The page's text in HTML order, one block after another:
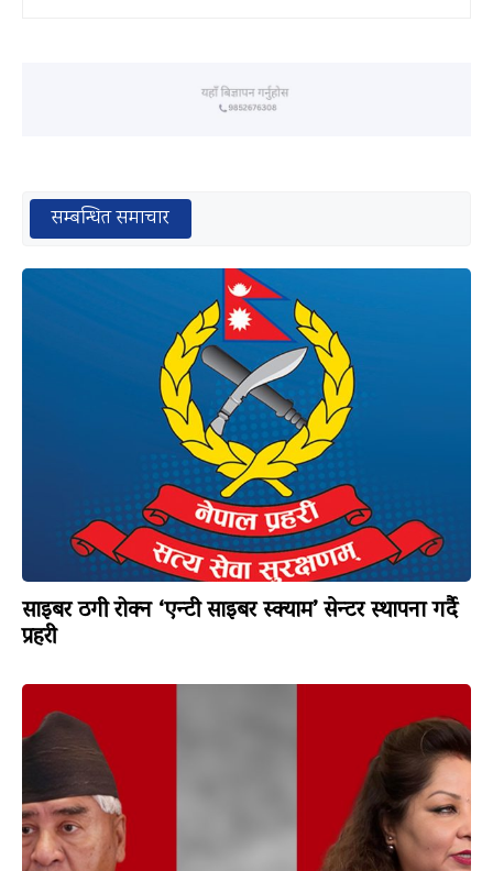
सम्बन्धित समाचार
साइबर ठगी रोक्न ‘एन्टी साइबर स्क्याम’ सेन्टर स्थापना गर्दै
प्रहरी